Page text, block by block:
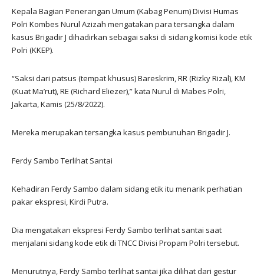
Kepala Bagian Penerangan Umum (Kabag Penum) Divisi Humas
Polri Kombes Nurul Azizah mengatakan para tersangka dalam
kasus Brigadir J dihadirkan sebagai saksi di sidang komisi kode etik
Polri (KKEP).
“Saksi dari patsus (tempat khusus) Bareskrim, RR (Rizky Rizal), KM
(Kuat Ma’rut), RE (Richard Eliezer),” kata Nurul di Mabes Polri,
Jakarta, Kamis (25/8/2022).
Mereka merupakan tersangka kasus pembunuhan Brigadir J.
Ferdy Sambo Terlihat Santai
Kehadiran Ferdy Sambo dalam sidang etik itu menarik perhatian
pakar ekspresi, Kirdi Putra.
Dia mengatakan ekspresi Ferdy Sambo terlihat santai saat
menjalani sidang kode etik di TNCC Divisi Propam Polri tersebut.
Menurutnya, Ferdy Sambo terlihat santai jika dilihat dari gestur